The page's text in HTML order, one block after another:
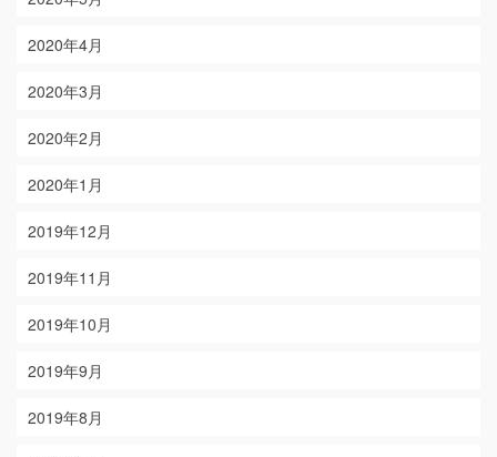
2020年4月
2020年3月
2020年2月
2020年1月
2019年12月
2019年11月
2019年10月
2019年9月
2019年8月